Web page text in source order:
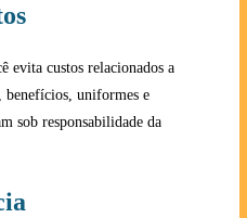
evita custos relacionados a
benefícios, uniformes e
sob responsabilidade da